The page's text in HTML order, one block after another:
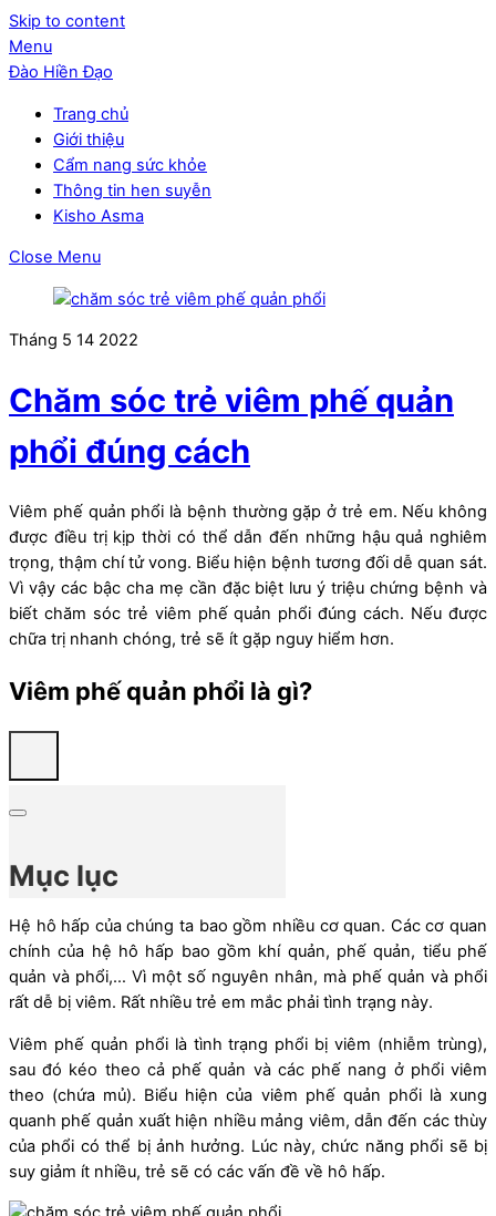
Skip to content
Menu
Đào Hiền Đạo
Trang chủ
Giới thiệu
Cẩm nang sức khỏe
Thông tin hen suyễn
Kisho Asma
Close Menu
Tháng 5 14 2022
Chăm sóc trẻ viêm phế quản
phổi đúng cách
Viêm phế quản phổi là bệnh thường gặp ở trẻ em. Nếu không
được điều trị kịp thời có thể dẫn đến những hậu quả nghiêm
trọng, thậm chí tử vong. Biểu hiện bệnh tương đối dễ quan sát.
Vì vậy các bậc cha mẹ cần đặc biệt lưu ý triệu chứng bệnh và
biết chăm sóc trẻ viêm phế quản phổi đúng cách. Nếu được
chữa trị nhanh chóng, trẻ sẽ ít gặp nguy hiểm hơn.
Viêm phế quản phổi là gì?
Mục lục
Hệ hô hấp của chúng ta bao gồm nhiều cơ quan. Các cơ quan
chính của hệ hô hấp bao gồm khí quản, phế quản, tiểu phế
quản và phổi,… Vì một số nguyên nhân, mà phế quản và phổi
rất dễ bị viêm. Rất nhiều trẻ em mắc phải tình trạng này.
Viêm phế quản phổi là tình trạng phổi bị viêm (nhiễm trùng),
sau đó kéo theo cả phế quản và các phế nang ở phổi viêm
theo (chứa mủ). Biểu hiện của viêm phế quản phổi là xung
quanh phế quản xuất hiện nhiều mảng viêm, dẫn đến các thùy
của phổi có thể bị ảnh hưởng. Lúc này, chức năng phổi sẽ bị
suy giảm ít nhiều, trẻ sẽ có các vấn đề về hô hấp.